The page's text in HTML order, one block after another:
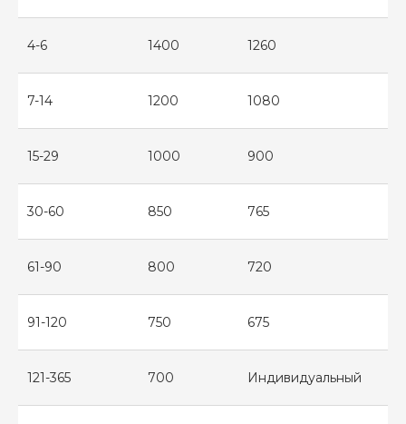
4-6 1400 1260
7-14 1200 1080
15-29 1000 900
30-60 850 765
61-90 800 720
91-120 750 675
121-365 700 Индивидуальный
IntegraMotorsThailand@gmail.com